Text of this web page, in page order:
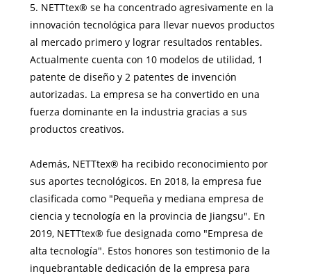
5. NETTtex® se ha concentrado agresivamente en la
innovación tecnológica para llevar nuevos productos
al mercado primero y lograr resultados rentables.
Actualmente cuenta con 10 modelos de utilidad, 1
patente de diseño y 2 patentes de invención
autorizadas. La empresa se ha convertido en una
fuerza dominante en la industria gracias a sus
productos creativos.
Además, NETTtex® ha recibido reconocimiento por
sus aportes tecnológicos. En 2018, la empresa fue
clasificada como "Pequeña y mediana empresa de
ciencia y tecnología en la provincia de Jiangsu". En
2019, NETTtex® fue designada como "Empresa de
alta tecnología". Estos honores son testimonio de la
inquebrantable dedicación de la empresa para